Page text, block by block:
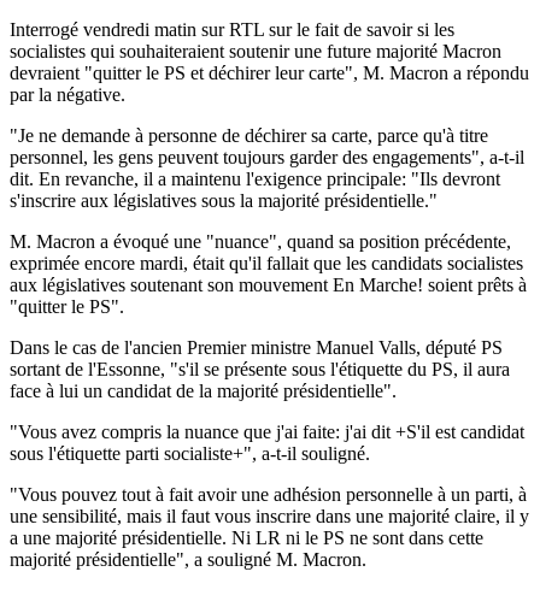
Interrogé vendredi matin sur RTL sur le fait de savoir si les
socialistes qui souhaiteraient soutenir une future majorité Macron
devraient "quitter le PS et déchirer leur carte", M. Macron a répondu
par la négative.
"Je ne demande à personne de déchirer sa carte, parce qu'à titre
personnel, les gens peuvent toujours garder des engagements", a-t-il
dit. En revanche, il a maintenu l'exigence principale: "Ils devront
s'inscrire aux législatives sous la majorité présidentielle."
M. Macron a évoqué une "nuance", quand sa position précédente,
exprimée encore mardi, était qu'il fallait que les candidats socialistes
aux législatives soutenant son mouvement En Marche! soient prêts à
"quitter le PS".
Dans le cas de l'ancien Premier ministre Manuel Valls, député PS
sortant de l'Essonne, "s'il se présente sous l'étiquette du PS, il aura
face à lui un candidat de la majorité présidentielle".
"Vous avez compris la nuance que j'ai faite: j'ai dit +S'il est candidat
sous l'étiquette parti socialiste+", a-t-il souligné.
"Vous pouvez tout à fait avoir une adhésion personnelle à un parti, à
une sensibilité, mais il faut vous inscrire dans une majorité claire, il y
a une majorité présidentielle. Ni LR ni le PS ne sont dans cette
majorité présidentielle", a souligné M. Macron.